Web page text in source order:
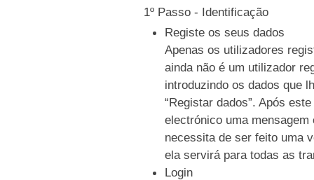
1º Passo - Identificação
Registe os seus dados
Apenas os utilizadores
ainda não é um utilizador
introduzindo os dados que
“Registar dados”. Após
electrónico uma
necessita de ser feito uma
ela servirá para todas as
Login